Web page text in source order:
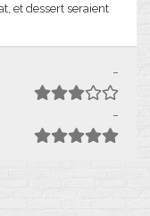
et dessert seraient
-
-